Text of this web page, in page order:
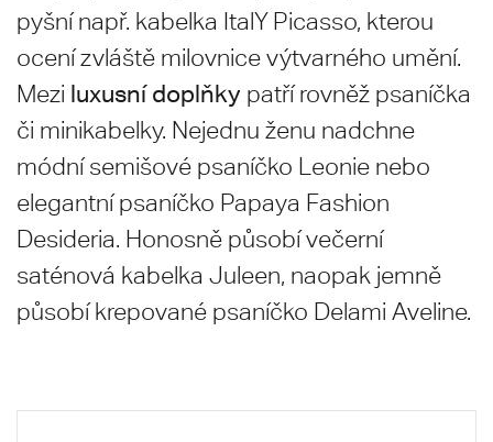
pyšní např. kabelka ItalY Picasso, kterou
ocení zvláště milovnice výtvarného umění.
Mezi luxusní doplňky patří rovněž psaníčka
či minikabelky. Nejednu ženu nadchne
módní semišové psaníčko Leonie nebo
elegantní psaníčko Papaya Fashion
Desideria. Honosně působí večerní
saténová kabelka Juleen, naopak jemně
působí krepované psaníčko Delami Aveline.